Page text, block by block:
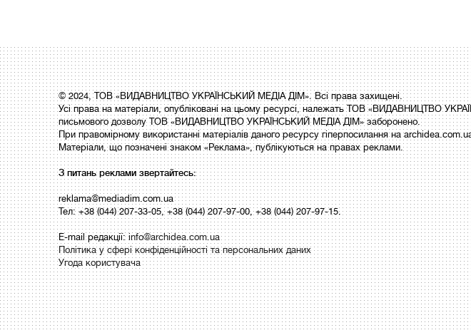
© 2024, ТОВ «ВИДАВНИЦТВО УКРАЇНСЬКИЙ МЕДІА ДІМ». Всі права захищені.
Усі права на матеріали, опубліковані на цьому ресурсі, належать ТОВ «ВИДАВНИЦТВО
письмового дозволу ТОВ «ВИДАВНИЦТВО УКРАЇНСЬКИЙ МЕДІА ДІМ» заборонено.
При правомірному використанні матеріалів даного ресурсу гіперпосилання на
Матеріали, що позначені знаком «Реклама», публікуються на правах реклами.
З питань реклами звертайтесь:
reklama@mediadim.com.ua
Тел: +38 (044) 207-33-05, +38 (044) 207-97-00, +38 (044) 207-97-15.
E-mail редакції: info@archidea.com.ua
Політика у сфері конфіденційності та персональних даних
Угода користувача